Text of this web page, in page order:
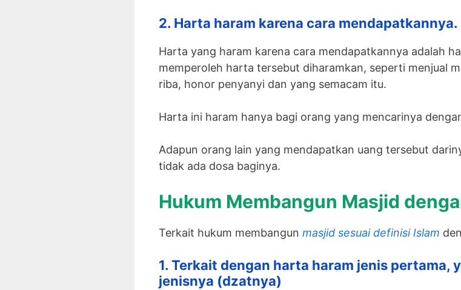
2. Harta haram karena cara mendapatkannya.
Harta yang haram karena cara mendapatkannya adalah
memperoleh harta tersebut diharamkan, seperti menjual
riba, honor penyanyi dan yang semacam itu.
Harta ini haram hanya bagi orang yang mencarinya
Adapun orang lain yang mendapatkan uang tersebut
tidak ada dosa baginya.
Hukum Membangun Masjid
Terkait hukum membangun masjid sesuai definisi Islam
1. Terkait dengan harta haram jenis pertama,
jenisnya (dzatnya)